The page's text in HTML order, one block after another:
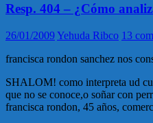
Resp. 404 – ¿Cómo
26/01/2009Yehuda Ribco 13
francisca rondon sanchez nos
SHALOM! como interpreta ud
que no se conoce,o soñar con
francisca rondon, 45 años,